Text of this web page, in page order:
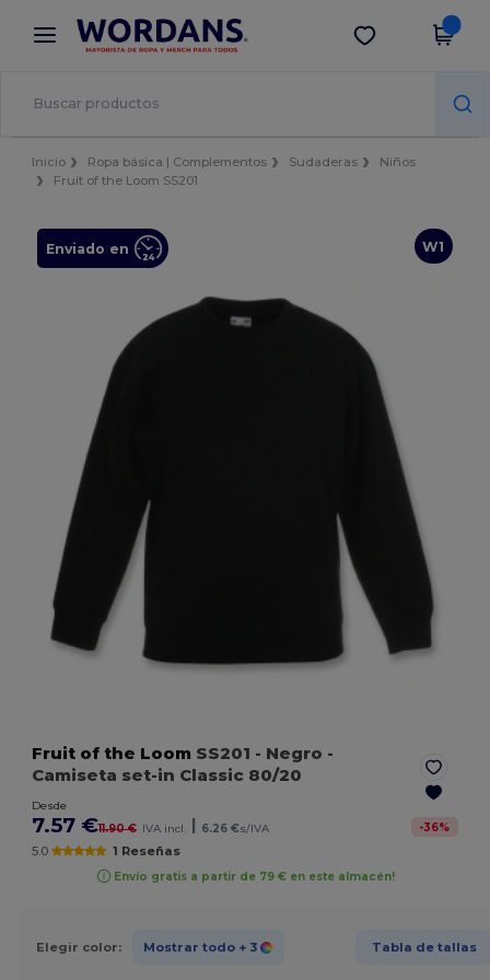
× App de Wordans
¡Mejores precios en app!
Descargar app
Inicio Ropa básica | Complementos Sudaderas
Niños
Fruit of the Loom SS201
W1
Enviado en
Fruit of the Loom SS201 - Negro -
Camiseta set-in Classic 80/20
Desde
7.57 €11.90 € IVA incl. 6.26 €s/IVA -36%
5.0 1 Reseñas
Envío gratis a partir de 79 € en este almacén!
Elegir color: Mostrar todo + 3 Tabla de tallas